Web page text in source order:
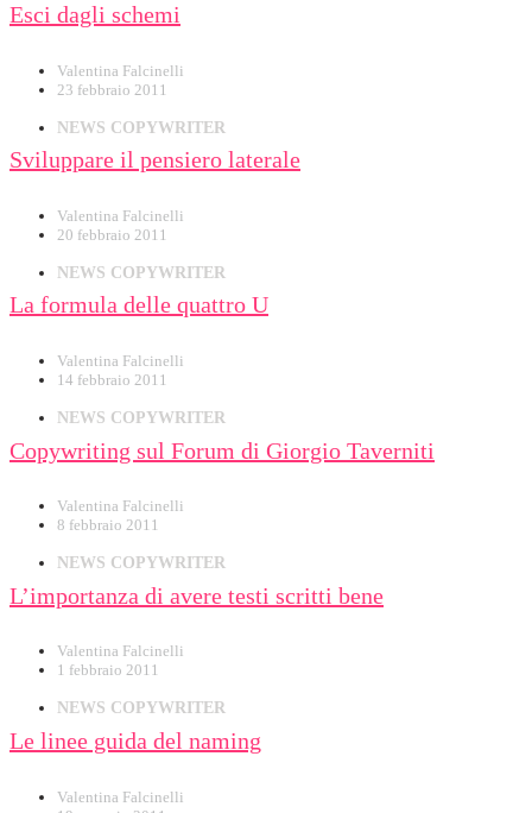
Esci dagli schemi
Valentina Falcinelli
23 febbraio 2011
NEWS COPYWRITER
Sviluppare il pensiero laterale
Valentina Falcinelli
20 febbraio 2011
NEWS COPYWRITER
La formula delle quattro U
Valentina Falcinelli
14 febbraio 2011
NEWS COPYWRITER
Copywriting sul Forum di Giorgio Taverniti
Valentina Falcinelli
8 febbraio 2011
NEWS COPYWRITER
L’importanza di avere testi scritti bene
Valentina Falcinelli
1 febbraio 2011
NEWS COPYWRITER
Le linee guida del naming
Valentina Falcinelli